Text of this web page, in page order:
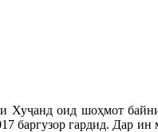
Хуҷанд оид шоҳмот
баргузор гардид. Дар ин